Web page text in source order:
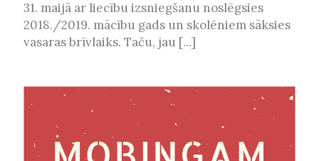
31. maijā ar liecību izsniegšanu noslēgsies
2018./2019. mācību gads un skolēniem sāksies
vasaras brīvlaiks. Taču, jau [...]